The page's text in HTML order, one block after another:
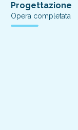
Progettazione
Opera completata